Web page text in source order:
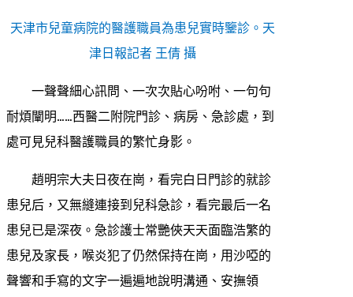
天津市兒童病院的醫護職員為患兒實時鑒診。天
津日報記者 王倩 攝
一聲聲細心訊問、一次次貼心吩咐、一句句
耐煩闡明……西醫二附院門診、病房、急診處，到
處可見兒科醫護職員的繁忙身影。
趙明宗大夫日夜在崗，看完白日門診的就診
患兒后，又無縫連接到兒科急診，看完最后一名
患兒已是深夜。急診護士常艷俠天天面臨浩繁的
患兒及家長，喉炎犯了仍然保持在崗，用沙啞的
聲響和手寫的文字一遍遍地說明溝通、安撫領